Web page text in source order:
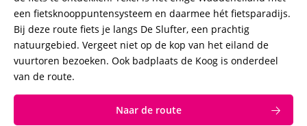
een fietsknooppuntensysteem en daarmee hét fietsparadijs.
Bij deze route fiets je langs De Slufter, een prachtig
natuurgebied. Vergeet niet op de kop van het eiland de
vuurtoren bezoeken. Ook badplaats de Koog is onderdeel
van de route.
Naar de route